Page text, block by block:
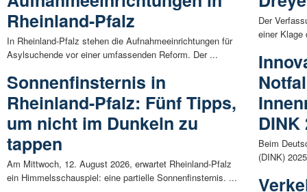
Rheinland-Pfalz
In Rheinland-Pfalz stehen die Aufnahmeeinrichtungen für
Asylsuchende vor einer umfassenden Reform. Der ...
Sonnenfinsternis in
Rheinland-Pfalz: Fünf Tipps,
um nicht im Dunkeln zu
tappen
Am Mittwoch, 12. August 2026, erwartet Rheinland-Pfalz
ein Himmelsschauspiel: eine partielle Sonnenfinsternis. ...
Der
einer Klage
Beim
(DINK)